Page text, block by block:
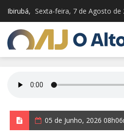
Ibirubá, Sexta-feira, 7 de Agosto de
05 de Junho, 2026